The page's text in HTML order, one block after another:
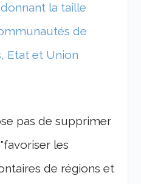
la taille
de
Etat et Union
pas de supprimer
les
de régions et